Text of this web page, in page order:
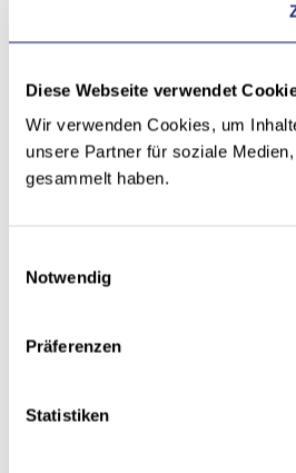
Diese Webseite verwendet
Wir verwenden Cookies, um
unsere Partner für soziale
gesammelt haben.
Notwendig
Präferenzen
Statistiken